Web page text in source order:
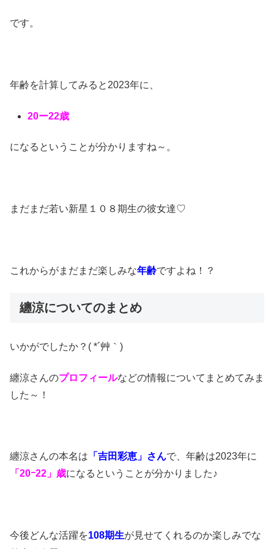
です。
年齢を計算してみると2023年に、
20ー22歳
になるということが分かりますね～。
まだまだ若い新星１０８期生の彼女達♡
これからがまだまだ楽しみな年齢ですよね！？
纏涼についてのまとめ
いかがでしたか？( *´艸｀)
纏涼さんのプロフィールなどの情報についてまとめてみま
した～！
纏涼さんの本名は 「吉田彩恵」さんで、年齢は2023年に
「20ｰ22」歳になるということが分かりました♪
今後どんな活躍を108期生が見せてくれるのか楽しみでな